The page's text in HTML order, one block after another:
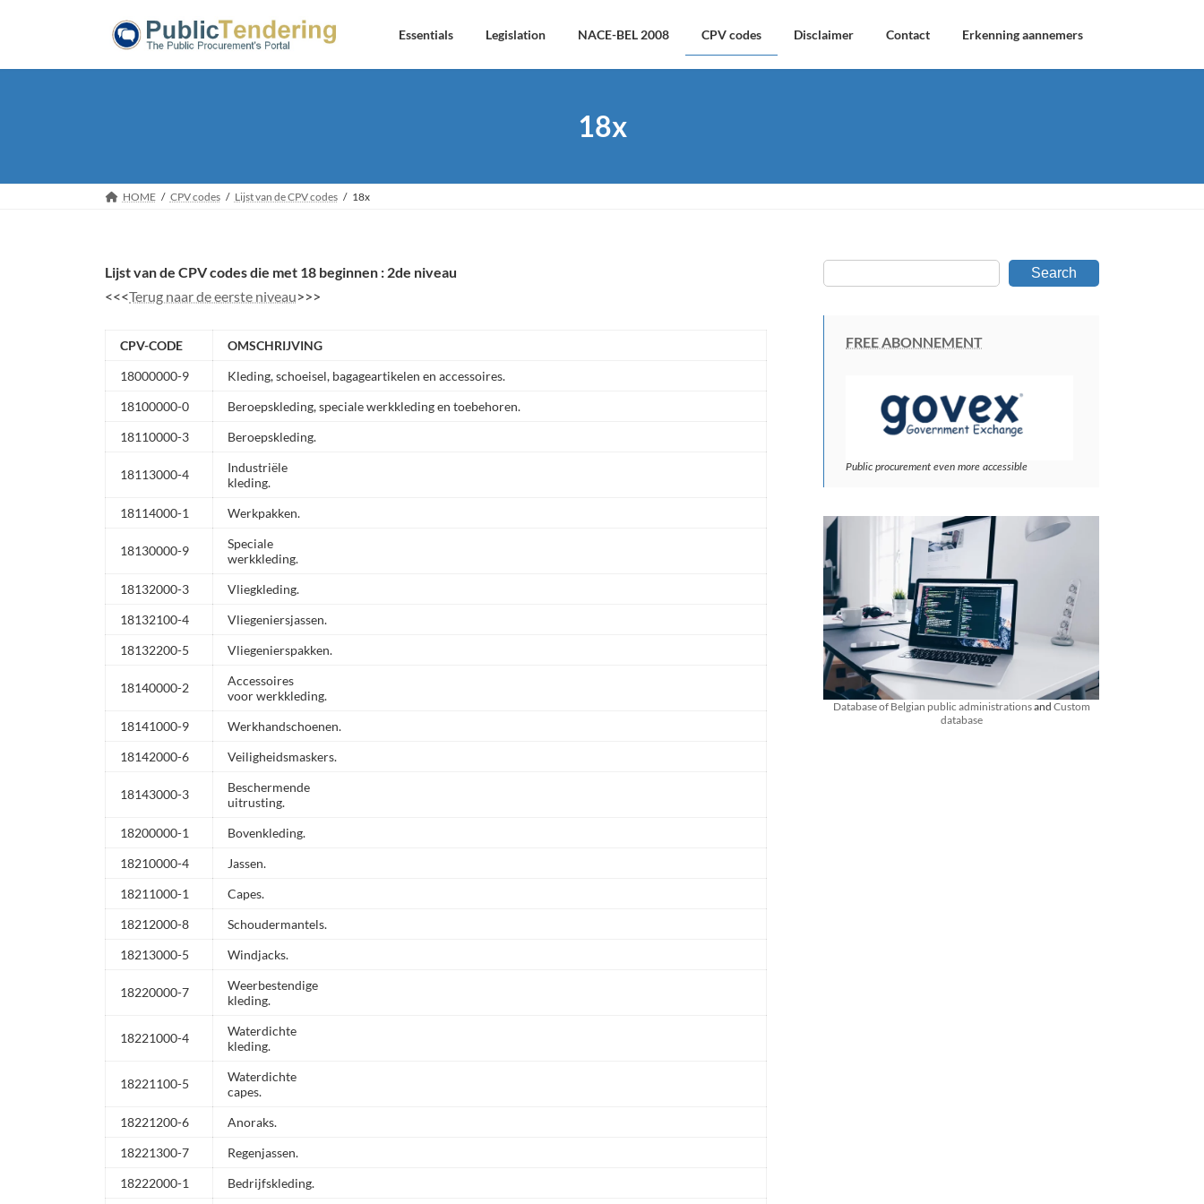
Essentials Legislation NACE-BEL 2008 CPV codes Disclaimer Contact Erkenning aannemers
18x
HOME CPV codes Lijst van de CPV codes 18x
Lijst van de CPV codes die met 18 beginnen : 2de niveau
<<<Terug naar de eerste niveau>>>
CPV-CODE
OMSCHRIJVING
18000000-9
Kleding, schoeisel, bagageartikelen en accessoires.
18100000-0
Beroepskleding, speciale werkkleding en toebehoren.
18110000-3
Beroepskleding.
18113000-4
Industriële
kleding.
18114000-1
Werkpakken.
18130000-9
Speciale
werkkleding.
18132000-3
Vliegkleding.
18132100-4
Vliegeniersjassen.
18132200-5
Vliegenierspakken.
18140000-2
Accessoires
voor werkkleding.
18141000-9
Werkhandschoenen.
18142000-6
Veiligheidsmaskers.
18143000-3
Beschermende
uitrusting.
18200000-1
Bovenkleding.
18210000-4
Jassen.
18211000-1
Capes.
18212000-8
Schoudermantels.
18213000-5
Windjacks.
18220000-7
Weerbestendige
kleding.
18221000-4
Waterdichte
kleding.
18221100-5
Waterdichte
capes.
18221200-6
Anoraks.
18221300-7
Regenjassen.
18222000-1
Bedrijfskleding.
Search
FREE ABONNEMENT
Public procurement even more accessible
Database of Belgian public administrationsand Custom
database